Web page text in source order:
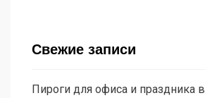
Свежие записи
Пироги для офиса и праздника в